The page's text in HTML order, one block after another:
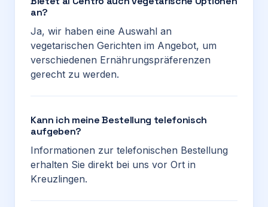
an?
Ja, wir haben eine Auswahl an
vegetarischen Gerichten im Angebot, um
verschiedenen Ernährungspräferenzen
gerecht zu werden.
Kann ich meine Bestellung telefonisch
aufgeben?
Informationen zur telefonischen Bestellung
erhalten Sie direkt bei uns vor Ort in
Kreuzlingen.